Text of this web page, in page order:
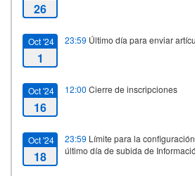
26
Oct '24
1
23:59 Último día para enviar
Oct '24
16
12:00 Cierre de inscripciones
Oct '24
18
23:59 Límite para la
último día de subida de